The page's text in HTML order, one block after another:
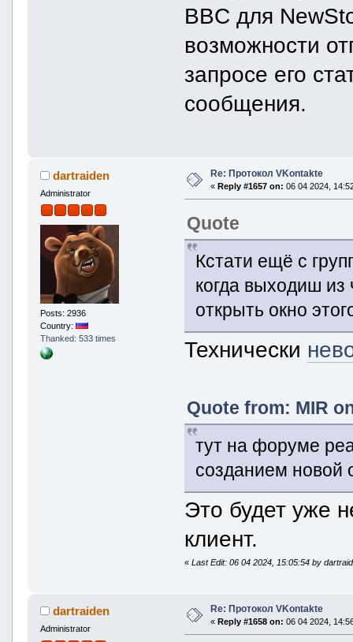
BBC для
возможности
запросе его
сообщения.
dartraiden
Administrator
Posts: 2936
Country:
Thanked: 533 times
Re: Протокол VKontakte
« Reply #1657 on: 06 04 2024,
Quote
Кстати ещё с
когда выходиш из
открыть окно
Технически
Quote from: MIR
тут на форуме
созданием новой
Это будет уже
клиент.
«Last Edit: 06 04 2024, 15:05:54 by
dartraiden
Administrator
Re: Протокол VKontakte
« Reply #1658 on: 06 04 2024,